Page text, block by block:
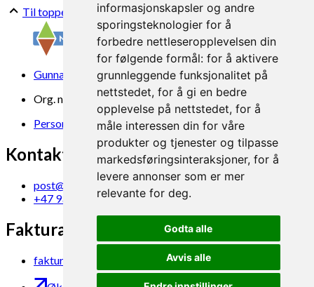
informasjonskapsler og andre
sporingsteknologier for å
forbedre nettleseropplevelsen din
for følgende formål: for å aktivere
grunnleggende funksjonalitet på
nettstedet, for å gi en bedre
opplevelse på nettstedet, for å
måle interessen din for våre
produkter og tjenester og tilpasse
markedsføringsinteraksjoner, for å
levere annonser som er mer
relevante for deg.
Godta alle
Avvis alle
Til toppen
Gunnars veg 6, 6630 Tingvoll
Org. nr. 969 840 383
Personvern
Kontakt oss
post@norsok.no
+47 930 09 884
Fakturamottak
faktura@norsok.no